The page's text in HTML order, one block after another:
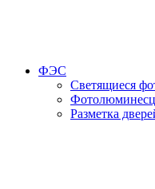
ФЭС
Светящиеся
Разметка